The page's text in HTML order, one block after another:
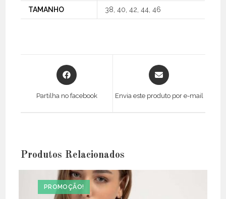
TAMANHO 38, 40, 42, 44, 46
Opens
in
Partilha no facebook
Opens
in
Envia este produto por e-mail
Produtos Relacionados
PROMOÇÃO!